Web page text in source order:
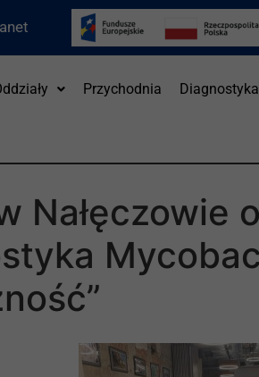
Przychodnia Diagnostyka
Nałęczowie